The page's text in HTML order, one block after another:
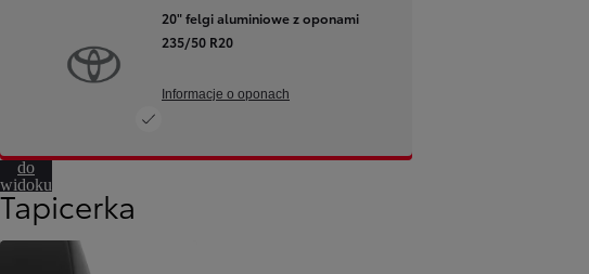
20" felgi aluminiowe z oponami
235/50 R20
Informacje o oponach
Przejdź
do
widoku
360º
Tapicerka